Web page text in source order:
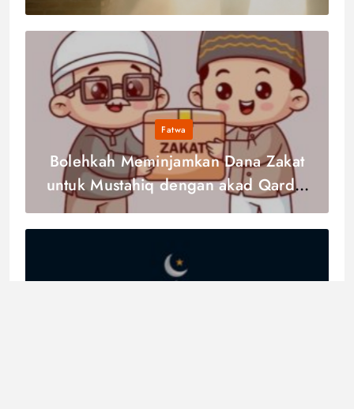
Fatwa
Bolehkah Meminjamkan Dana Zakat
untuk Mustahiq dengan akad Qardul
Hasan?